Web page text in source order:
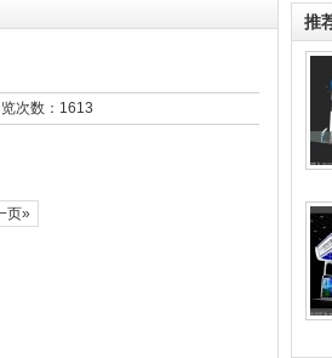
次数： 1613
页»
推